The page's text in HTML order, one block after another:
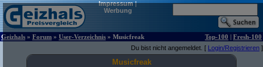
Impressum|
Werbung
Geizhals » Forum » User-Verzeichnis » Musicfreak Top-100 | Fresh-100
Du bist nicht angemeldet. [ Login/Registrieren ]
Musicfreak